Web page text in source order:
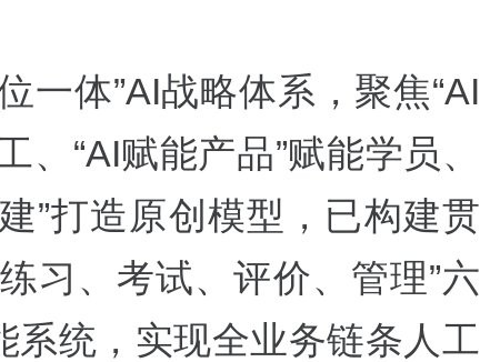
一体”AI战略体系，聚焦“AI
、“AI赋能产品”赋能学员、
”打造原创模型，已构建贯
习、考试、评价、管理”六
系统，实现全业务链条人工